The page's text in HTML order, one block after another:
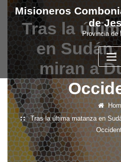
Misioneros
de
Provincia de
Tras la
en
miran a
Tras la última matanza en